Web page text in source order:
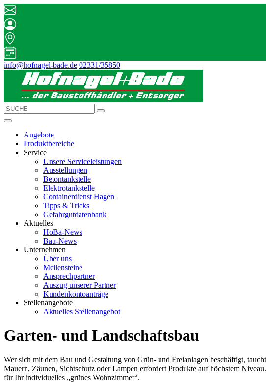
info@hofnagel-bade.de 02331/35850
Angebote
Produktbereiche
Service
Unsere Serviceleistungen
Ausstellungen
Betontankstelle
Elektrotankstelle
Containerdienst Hagen
Tipps & Tricks
Gefahrgutdatenbank
Aktuelles
HoBa-News
Bau-News
Unternehmen
Über uns
Meilensteine
Ansprechpartner
Auszug unserer Partner
Kundenkontoanträge
Stellenangebote
Aktuelles Stellenangebot
Garten- und Landschaftsbau
Wer sich mit dem Bau und Gestaltung von Grün- und Freianlagen beschäftigt,
Mauern, Zäunen, Sichtschutz oder Lampen erfordert Produkte auf höchstem
für Ihr individuelles „grünes Wohnzimmer“.